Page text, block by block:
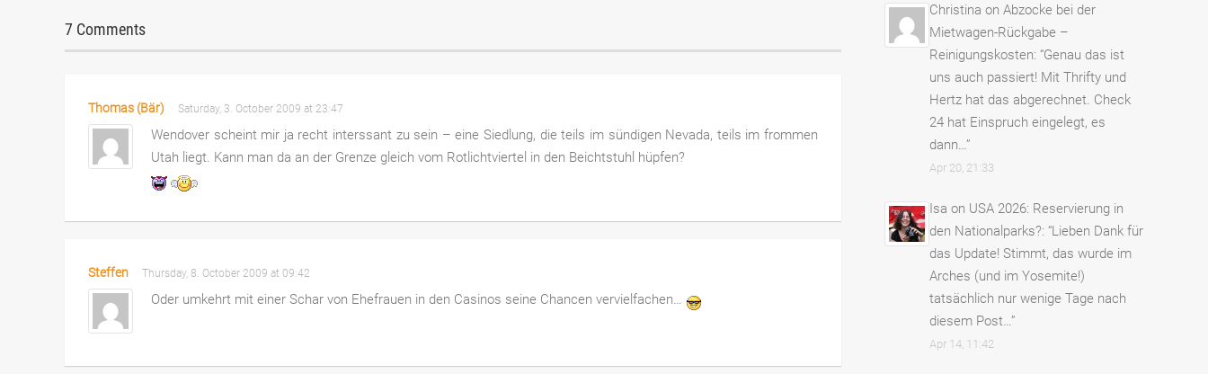
7 Comments
Thomas (Bär) Saturday, 3. October 2009 at 23:47
Wendover scheint mir ja recht interssant zu sein – eine Siedlung, die teils im sündigen Nevada, teils im frommen
Utah liegt. Kann man da an der Grenze gleich vom Rotlichtviertel in den Beichtstuhl hüpfen?
Steffen Thursday, 8. October 2009 at 09:42
Oder umkehrt mit einer Schar von Ehefrauen in den Casinos seine Chancen vervielfachen…
Christina on Abzocke bei der
Mietwagen-Rückgabe –
Reinigungskosten: “Genau das ist
uns auch passiert! Mit Thrifty und
Hertz hat das abgerechnet. Check
24 hat Einspruch eingelegt, es
dann…”
Apr 20, 21:33
Isa on USA 2026: Reservierung in
den Nationalparks?: “Lieben Dank für
das Update! Stimmt, das wurde im
Arches (und im Yosemite!)
tatsächlich nur wenige Tage nach
diesem Post…”
Apr 14, 11:42